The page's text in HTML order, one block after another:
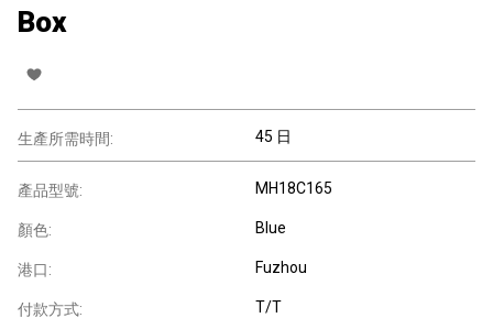
Box
生產所需時間: 45 日
產品型號: MH18C165
顏色: Blue
港口: Fuzhou
付款方式: T/T